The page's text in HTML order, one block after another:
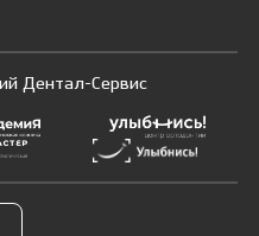
Дентал-Сервис